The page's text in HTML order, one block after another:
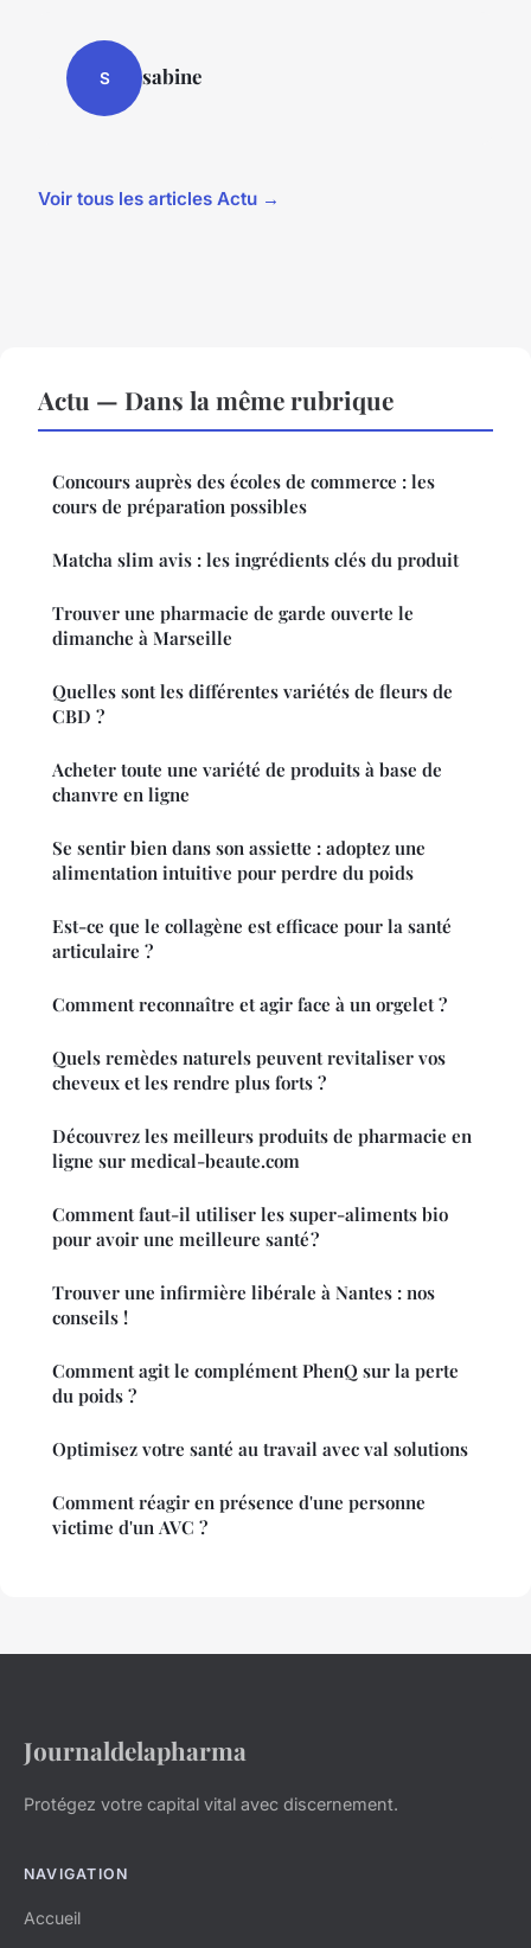
S sabine
Voir tous les articles Actu →
Actu — Dans la même rubrique
Concours auprès des écoles de commerce : les
cours de préparation possibles
Matcha slim avis : les ingrédients clés du produit
Trouver une pharmacie de garde ouverte le
dimanche à Marseille
Quelles sont les différentes variétés de fleurs de
CBD ?
Acheter toute une variété de produits à base de
chanvre en ligne
Se sentir bien dans son assiette : adoptez une
alimentation intuitive pour perdre du poids
Est-ce que le collagène est efficace pour la santé
articulaire ?
Comment reconnaître et agir face à un orgelet ?
Quels remèdes naturels peuvent revitaliser vos
cheveux et les rendre plus forts ?
Découvrez les meilleurs produits de pharmacie en
ligne sur medical-beaute.com
Comment faut-il utiliser les super-aliments bio
pour avoir une meilleure santé ?
Trouver une infirmière libérale à Nantes : nos
conseils !
Comment agit le complément PhenQ sur la perte
du poids ?
Optimisez votre santé au travail avec val solutions
Comment réagir en présence d'une personne
victime d'un AVC ?
Journaldelapharma
Protégez votre capital vital avec discernement.
NAVIGATION
Accueil